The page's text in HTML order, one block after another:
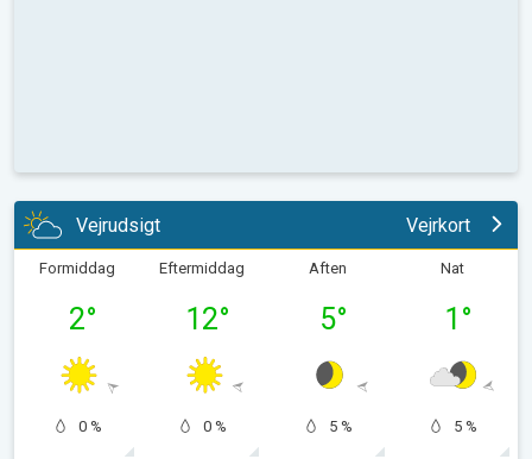
Vejrudsigt Vejrkort
Formiddag
2°
0 %
Eftermiddag
12°
0 %
Aften
5°
5 %
Nat
1 °
5 %